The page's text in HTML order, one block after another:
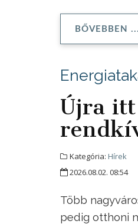
BŐVEBBEN ...
Újra
Kategória: Hírek
2026.08.02. 08:54
Több
pedig otthoni